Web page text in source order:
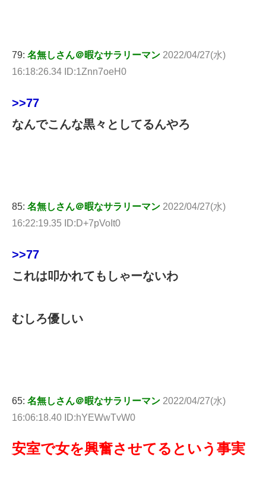
79: 名無しさん＠暇なサラリーマン 2022/04/27(水)
16:18:26.34 ID:1Znn7oeH0
>>77
なんでこんな黒々としてるんやろ
85: 名無しさん＠暇なサラリーマン 2022/04/27(水)
16:22:19.35 ID:D+7pVoIt0
>>77
これは叩かれてもしゃーないわ
むしろ優しい
65: 名無しさん＠暇なサラリーマン 2022/04/27(水)
16:06:18.40 ID:hYEWwTvW0
安室で女を興奮させてるという事実